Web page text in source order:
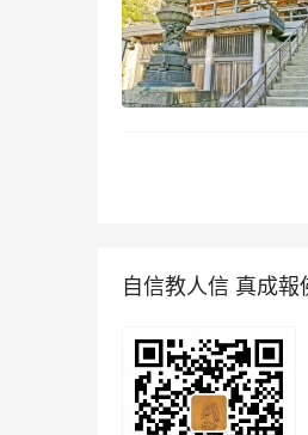
自信教人信 真成報